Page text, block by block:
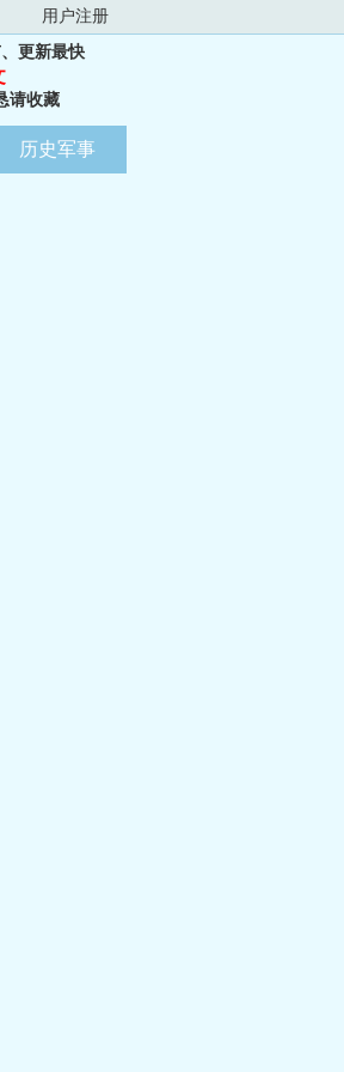
用户注册
更新最快
请收藏
历史军事